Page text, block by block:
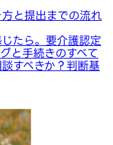
と提出までの流れ
たら。要介護認定
と手続きのすべて
すべきか？判断基